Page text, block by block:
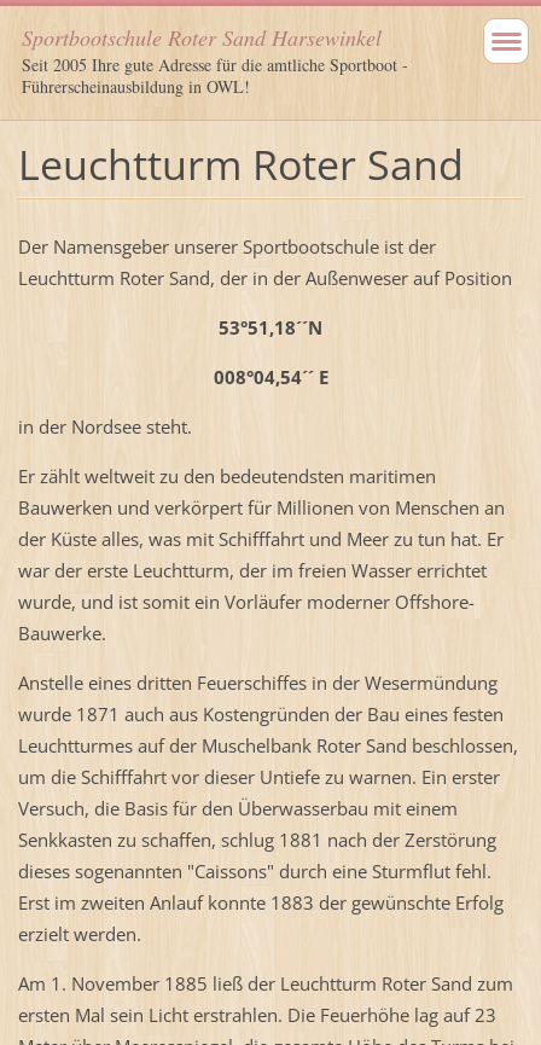
Sportbootschule Roter Sand Harsewinkel
Seit 2005 Ihre gute Adresse für die amtliche Sportboot -
Führerscheinausbildung in OWL!
Leuchtturm Roter Sand
Der Namensgeber unserer Sportbootschule ist der
Leuchtturm Roter Sand, der in der Außenweser auf Position
53°51,18´´N
008°04,54´´ E
in der Nordsee steht.
Er zählt weltweit zu den bedeutendsten maritimen
Bauwerken und verkörpert für Millionen von Menschen an
der Küste alles, was mit Schifffahrt und Meer zu tun hat. Er
war der erste Leuchtturm, der im freien Wasser errichtet
wurde, und ist somit ein Vorläufer moderner Offshore-
Bauwerke.
Anstelle eines dritten Feuerschiffes in der Wesermündung
wurde 1871 auch aus Kostengründen der Bau eines festen
Leuchtturmes auf der Muschelbank Roter Sand beschlossen,
um die Schifffahrt vor dieser Untiefe zu warnen. Ein erster
Versuch, die Basis für den Überwasserbau mit einem
Senkkasten zu schaffen, schlug 1881 nach der Zerstörung
dieses sogenannten "Caissons" durch eine Sturmflut fehl.
Erst im zweiten Anlauf konnte 1883 der gewünschte Erfolg
erzielt werden.
Am 1. November 1885 ließ der Leuchtturm Roter Sand zum
ersten Mal sein Licht erstrahlen. Die Feuerhöhe lag auf 23